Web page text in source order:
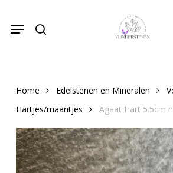
main
Menu
Home Edelstenen en Mineralen
Hartjes/maantjes
Agaat Hart 5.5cm